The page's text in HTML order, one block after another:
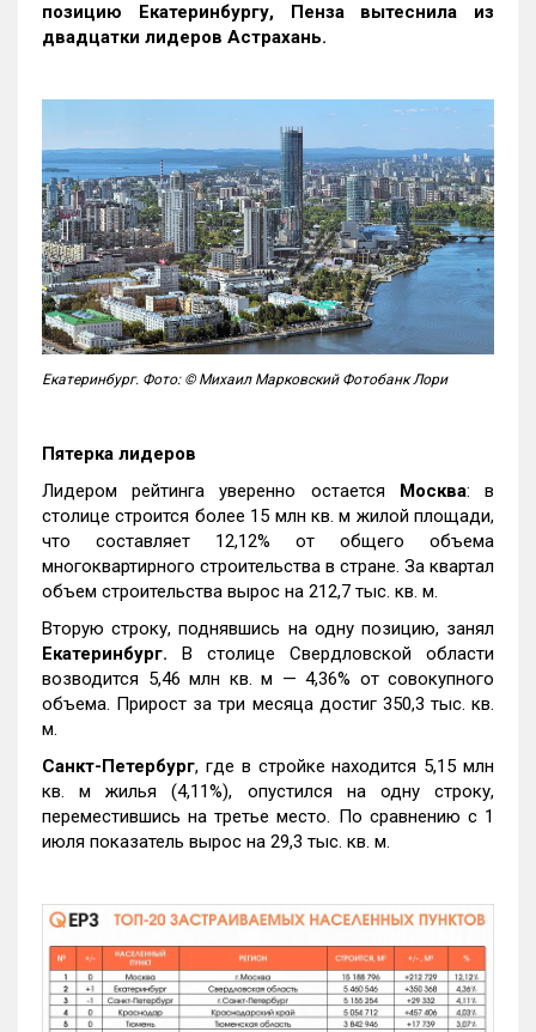
позицию Екатеринбургу, Пенза вытеснила из
двадцатки лидеров Астрахань.
Екатеринбург. Фото: © Михаил Марковский Фотобанк Лори
Пятерка лидеров
Лидером рейтинга уверенно остается Москва: в
столице строится более 15 млн кв. м жилой площади,
что составляет 12,12% от общего объема
многоквартирного строительства в стране. За квартал
объем строительства вырос на 212,7 тыс. кв. м.
Вторую строку, поднявшись на одну позицию, занял
Екатеринбург. В столице Свердловской области
возводится 5,46 млн кв. м — 4,36% от совокупного
объема. Прирост за три месяца достиг 350,3 тыс. кв.
м.
Санкт-Петербург, где в стройке находится 5,15 млн
кв. м жилья (4,11%), опустился на одну строку,
переместившись на третье место. По сравнению с 1
июля показатель вырос на 29,3 тыс. кв. м.